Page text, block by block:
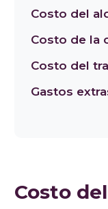
Costo del
Costo de la
Costo del
Gastos
Costo